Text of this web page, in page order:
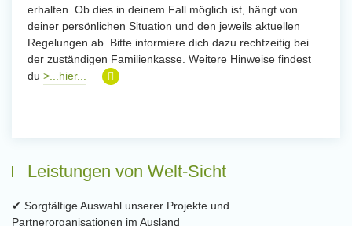
erhalten. Ob dies in deinem Fall möglich ist, hängt von
deiner persönlichen Situation und den jeweils aktuellen
Regelungen ab. Bitte informiere dich dazu rechtzeitig bei
der zuständigen Familienkasse. Weitere Hinweise findest
du >...hier...
Leistungen von Welt-Sicht
✔ Sorgfältige Auswahl unserer Projekte und
Partnerorganisationen im Ausland